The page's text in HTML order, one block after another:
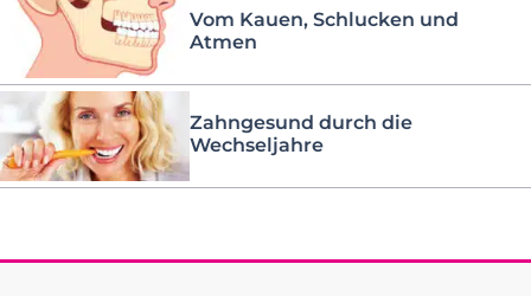
Vom Kauen, Schlucken und
Atmen
Zahngesund durch die
Wechseljahre